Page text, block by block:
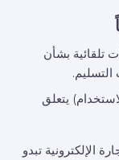
تلقائية بشأن
التسليم.
يتعلق
الإلكترونية تبدو